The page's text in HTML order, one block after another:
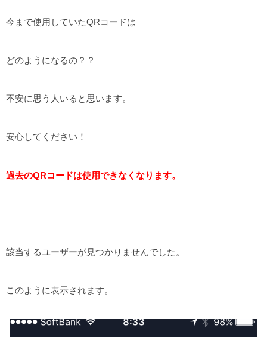
今まで使用していたQRコードは
どのようになるの？？
不安に思う人いると思います。
安心してください！
過去のQRコードは使用できなくなります。
該当するユーザーが見つかりませんでした。
このように表示されます。